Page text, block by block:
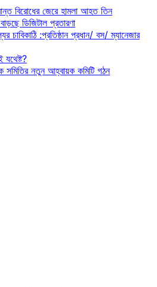
বিরোধের জেরে হামলা আহত তিন
ডিজিটাল প্রতারণা
চাবিকাঠি :প্রতিষ্ঠান প্রধান/ বস/ ম্যানেজার
যথেষ্ট?
সমিতির নতুন আহ্বায়ক কমিটি গঠন